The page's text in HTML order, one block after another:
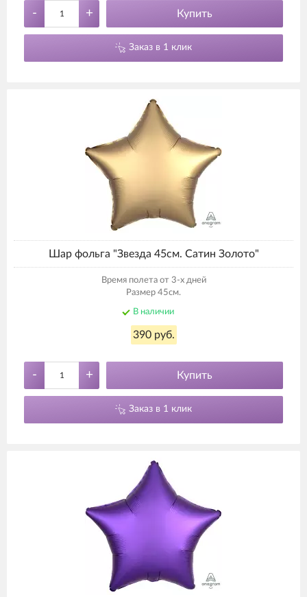
- + Купить
Заказ в 1 клик
Шар фольга "Звезда 45см. Сатин Золото"
Время полета от 3-х дней
Размер 45см.
В наличии
390 руб.
- + Купить
Заказ в 1 клик